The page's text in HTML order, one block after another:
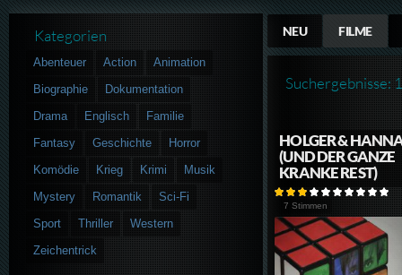
NEU FILME
Suchergebnisse: 1
HOLGER &
(UND DER GANZE
KRANKE REST)
7 Stimmen
Kategorien
Abenteuer Action
Animation
Biographie
Dokumentation
Drama
Englisch
Familie
Fantasy
Geschichte
Horror
Komödie
Krieg Krimi
Musik
Mystery
Romantik
Sci-Fi
Sport
Thriller
Western
Zeichentrick